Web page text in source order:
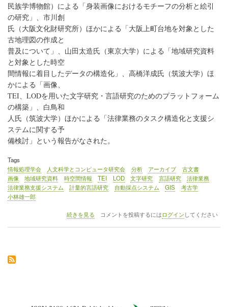
民族学博物館）による「身装画像におけるモチーフの分析と絵引
の研究」、市川創
氏（大阪文化財研究所）ほかによる「大阪上町台地を対象とした
古地理図の作成と
普及について」、山田太造氏（東京大学）による「地域研究資料
と対象とした時空
間情報に着目したデータの構造化」、高橋洋成氏（筑波大学）ほ
かによる「画像、
TEI、LODを用いた文字研究・言語研究のためのプラットフォーム
の構築」、白鳥和
人氏（筑波大学）ほかによる「法律業務のタスク構造化と支援シ
ステムに関する予
備検討」という報告がなされた。
Tags
情報処理学会
人文科学とコンピュータ研究会 分析 アーカイブ
古文書
画像
地域研究資料 時空間情報 TEI LOD 文字研究 言語研究
法律業務
法律業務支援システム
計量的言語研究 自動採点システム GIS
考古学
小林雄一郎
◇
続きを見る コメントを投稿するには ログイン してください